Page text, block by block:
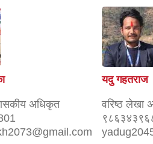
अधिकृत
यदु गहतराज
वरिष्ठ लेखा